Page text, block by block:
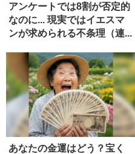
アンケートでは8割が否定的
なのに... 現実ではイエスマ
ンが求められる不条理（連...
あなたの金運はどう？宝く